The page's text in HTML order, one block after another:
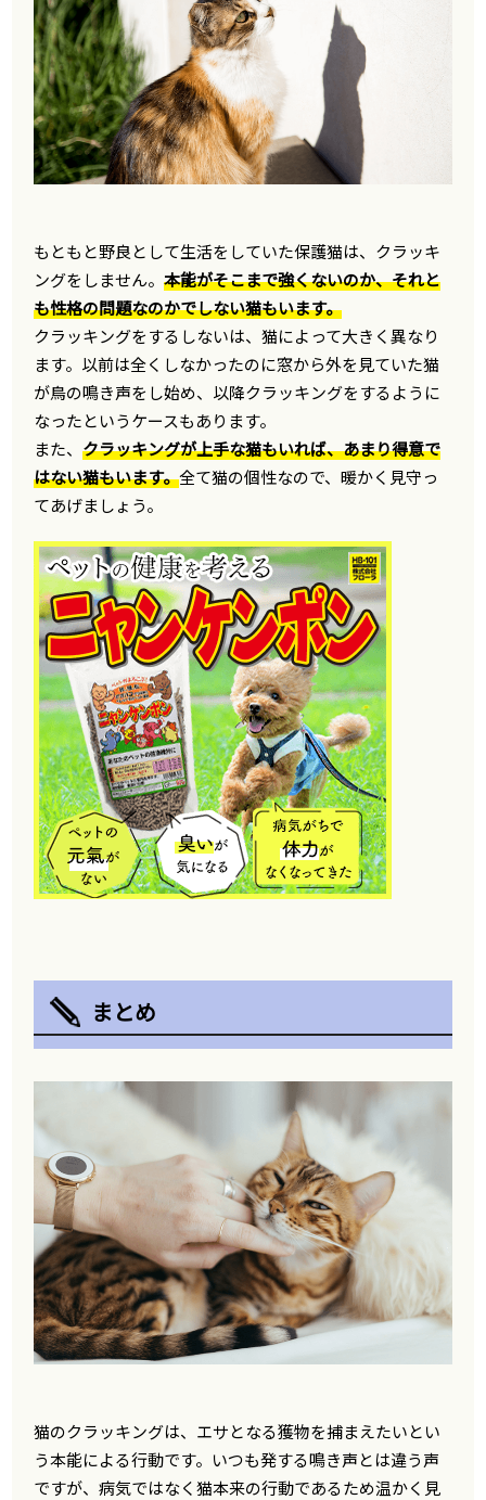
もともと野良として生活をしていた保護猫は、クラッキ
ングをしません。本能がそこまで強くないのか、それと
も性格の問題なのかでしない猫もいます。
クラッキングをするしないは、猫によって大きく異なり
ます。以前は全くしなかったのに窓から外を見ていた猫
が鳥の鳴き声をし始め、以降クラッキングをするように
なったというケースもあります。
また、クラッキングが上手な猫もいれば、あまり得意で
はない猫もいます。全て猫の個性なので、暖かく見守っ
てあげましょう。
まとめ
猫のクラッキングは、エサとなる獲物を捕まえたいとい
う本能による行動です。いつも発する鳴き声とは違う声
ですが、病気ではなく猫本来の行動であるため温かく見